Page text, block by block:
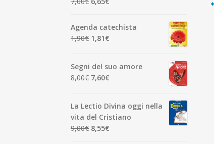
originale
era:
7,00€.
attuale
Agenda catechista
1,90€ Il
era:
1,90€.
1,81€
è:
Segni del suo amore
8,00€ Il
era:
8,00€.
7,60€
è:
7,60€.
La Lectio Divina oggi nella
vita del Cristiano
9,00€ Il
8,55€